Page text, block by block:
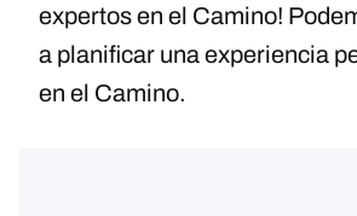
expertos en el Camino!
a planificar una experiencia
en el Camino.